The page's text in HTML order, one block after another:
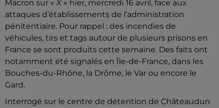
Macron sur « X » hier, mercredi 16 avril, face aux
attaques d’établissements de l’administration
pénitentiaire. Pour rappel : des incendies de
véhicules, tirs et tags autour de plusieurs prisons en
France se sont produits cette semaine. Des faits ont
notamment été signalés en Île-de-France, dans les
Bouches-du-Rhône, la Drôme, le Var ou encore le
Gard.
Interrogé sur le centre de détention de Châteaudun